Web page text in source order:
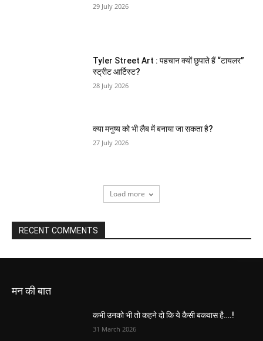
29 July 2026
Tyler Street Art : पहचान क्यों छुपाते हैं “टायलर”
स्ट्रीट आर्टिस्ट?
28 July 2026
क्या मनुष्य को भी लैब में बनाया जा सकता है?
27 July 2026
Load more
RECENT COMMENTS
मन की बात
कभी उनको भी तो कहने दो कि ये कैसी बकवास है….!
31 March 2026